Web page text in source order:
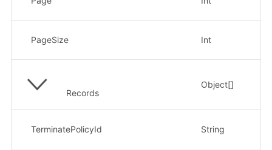
PageSize Int
Records
Object[]
TerminatePolicyId String